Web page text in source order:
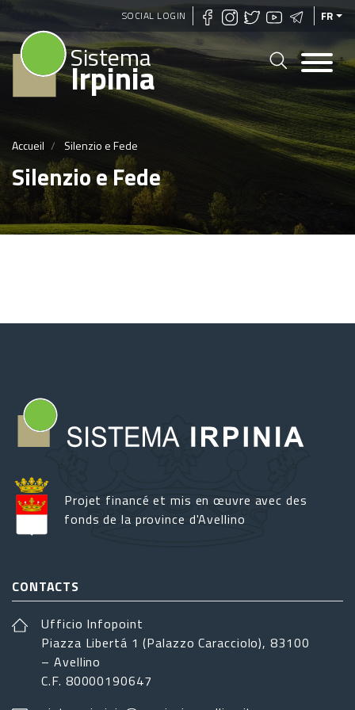
Aller
au
contenu
principal
SOCIAL LOGIN FR
Sistema
Irpinia
Accueil Silenzio e Fede
Silenzio e Fede
Projet financé et mis en œuvre avec des
fonds de la province d'Avellino
CONTACTS
Ufficio Infopoint
Piazza Libertá 1 (Palazzo Caracciolo), 83100
– Avellino
C.F. 80000190647